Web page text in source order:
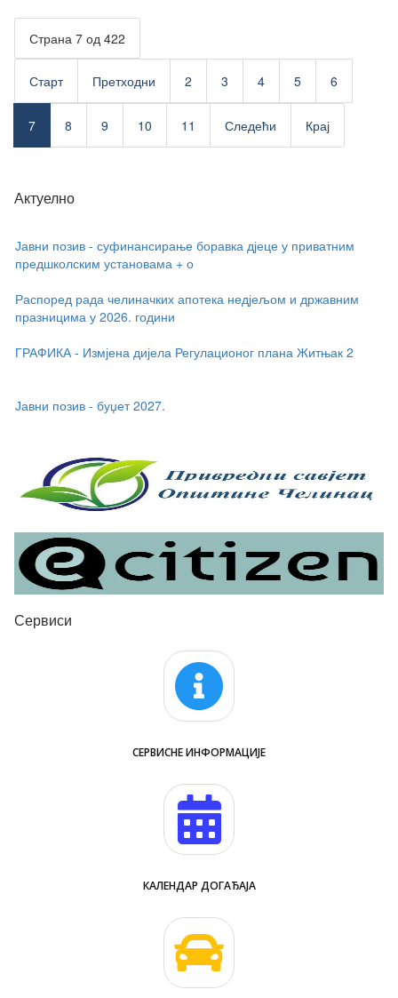
Страна 7 од 422
Старт Претходни 2 3 4 5 6
7 8 9 10 11 Следећи Крај
Актуелно
предшколским установама + о
празницима у 2026. години
предшколским установама + о
Сервиси
СЕРВИСНЕ ИНФОРМАЦИЈЕ
КАЛЕНДАР ДОГАЂАЈА